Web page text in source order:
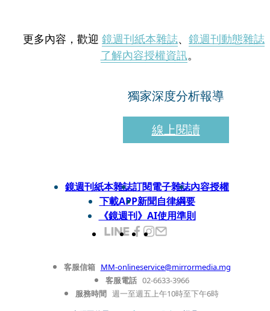
更多內容，歡迎 鏡週刊紙本雜誌、 鏡週刊動態雜誌
了解內容授權資訊。
獨家深度分析報導
線上閱讀
鏡週刊紙本雜誌訂閱電子雜誌內容授權
下載APP新聞自律綱要
《鏡週刊》AI使用準則
客服信箱 MM-onlineservice@mirrormedia.mg
客服電話 02-6633-3966
服務時間 週一至週五上午10時至下午6時